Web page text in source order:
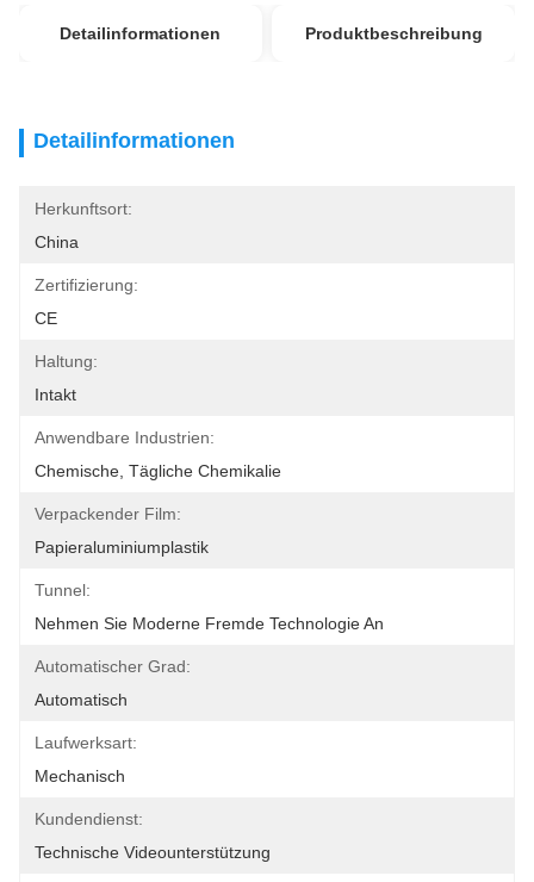
Detailinformationen Produktbeschreibung
Detailinformationen
Herkunftsort:
China
Zertifizierung:
CE
Haltung:
Intakt
Anwendbare Industrien:
Chemische, Tägliche Chemikalie
Verpackender Film:
Papieraluminiumplastik
Tunnel:
Nehmen Sie Moderne Fremde Technologie An
Automatischer Grad:
Automatisch
Laufwerksart:
Mechanisch
Kundendienst:
Technische Videounterstützung